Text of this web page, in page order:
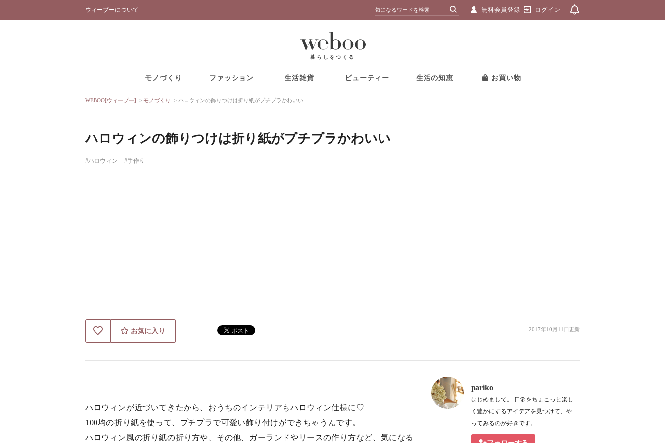
ウィーブーについて 無料会員登録 ログイン
暮らしをつくる
モノづくり ファッション 生活雑貨 ビューティー 生活の知恵 お買い物
WEBOO[ウィーブー] > モノづくり > ハロウィンの飾りつけは折り紙がプチプラかわいい
ハロウィンの飾りつけは折り紙がプチプラかわいい
#ハロウィン #手作り
お気に入り 2017年10月11日更新
ハロウィンが近づいてきたから、おうちのインテリアもハロウィン仕様に♡
100均の折り紙を使って、プチプラで可愛い飾り付けができちゃうんです。
ハロウィン風の折り紙の折り方や、その他、ガーランドやリースの作り方など、気になる
pariko
はじめまして。 日常をちょこっと楽し
く豊かにするアイデアを見つけて、や
ってみるのが好きです。